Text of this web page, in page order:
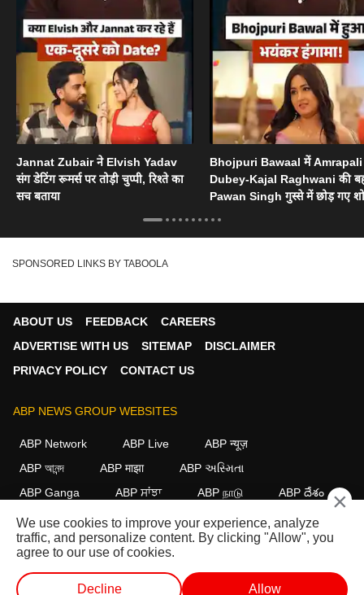
Jannat Zubair ने Elvish Yadav
संग डेटिंग रूमर्स पर तोड़ी चुप्पी, रिश्ते का
सच बताया
Bhojpuri Bawaal में Amrapali
Dubey-Kajal Raghwani की
Pawan Singh गुस्से में छोड़ गए शो
SPONSORED LINKS BY TABOOLA
ABOUT US FEEDBACK
CAREERS
ADVERTISE WITH US
SITEMAP
DISCLAIMER
PRIVACY POLICY
CONTACT US
ABP NEWS GROUP WEBSITES
ABP Network ABP Live
ABP न्यूज़
ABP আনন্দ
ABP माझा
ABP અસ્મિતા
ABP Ganga
ABP ਸਾਂਝਾ ABP நாடு ABP దేశం
FOLLOW US
This website follows the DNPA Code of Ethics. Copyright@2026.
×
We use cookies to improve your experience, analyze
traffic, and personalize content. By clicking "Allow", you
agree to our use of cookies.
Decline Allow